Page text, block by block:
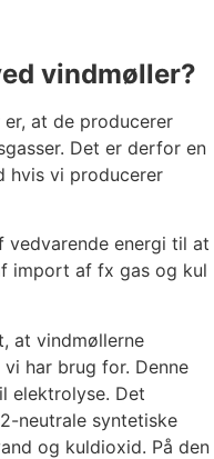
vindmøller?
at de producerer
Det er derfor en
hvis vi producerer
vedvarende energi til at
import af fx gas og kul
at vindmøllerne
har brug for. Denne
elektrolyse. Det
neutrale syntetiske
og kuldioxid. På den